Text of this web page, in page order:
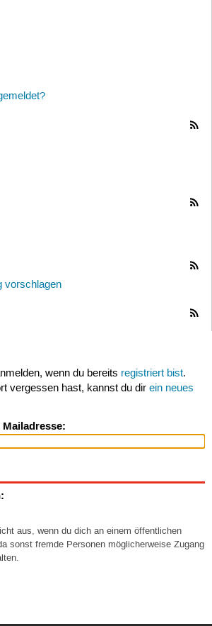
vorschlagen
wenn du bereits registriert bist.
vergessen hast, kannst du dir ein neues
aus, wenn du dich an einem öffentlichen
sonst fremde Personen möglicherweise Zugang